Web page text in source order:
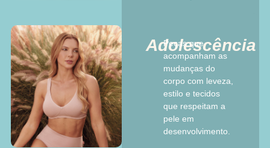
Adolescência
Peças que
acompanham as
mudanças do
corpo com leveza,
estilo e tecidos
que respeitam a
pele em
desenvolvimento.